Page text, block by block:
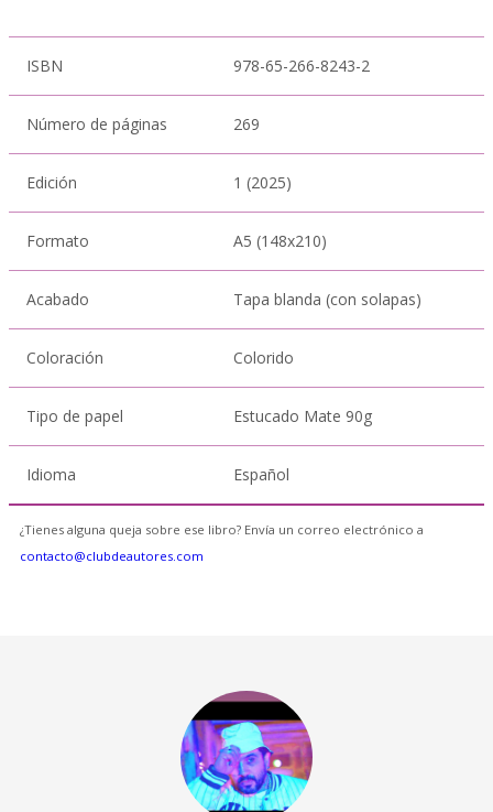
ISBN 978-65-266-8243-2
Número de páginas 269
Edición 1 (2025)
Formato A5 (148x210)
Acabado Tapa blanda (con solapas)
Coloración Colorido
Tipo de papel Estucado Mate 90g
Idioma Español
¿Tienes alguna queja sobre ese libro? Envía un correo electrónico a
contacto@clubdeautores.com